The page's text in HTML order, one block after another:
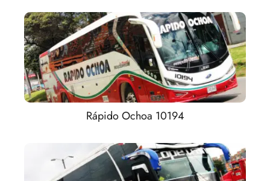
Rápido Ochoa 10194